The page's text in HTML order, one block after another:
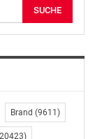
der
„Seit
freue ich
ihm. Der
Brand (9611)